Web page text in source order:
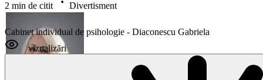
2 min de citit Divertisment
Cabinet individual de psihologie - Diaconescu Gabriela
vizualizări